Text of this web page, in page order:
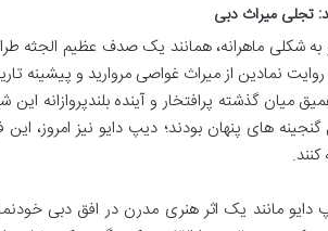
تجلی میراث دبی
به شکلی ماهرانه، همانند یک صدف عظیم الجثه
نمادین از میراث غواصی مروارید و پیشینه
میان گذشته پرافتخار و آینده بلندپروازانه
گنجینه های پنهان بودند؛ دیپ دایو نیز
دایو مانند یک اثر هنری مدرن در افق دبی